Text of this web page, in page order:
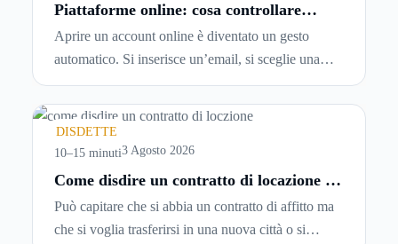
Piattaforme online: cosa controllare
prima di iscriversi e usare servizi in
tempo reale
Aprire un account online è diventato un gesto
automatico. Si inserisce un’email, si sceglie una
password, si accetta una serie di condizioni senza
leggerle davvero. Tutto avviene in pochi minuti,
spesso senza che ci si fermi a capire dove si sta
entrando.
DISDETTE
10–15 minuti3 Agosto 2026
Come disdire un contratto di locazione in
modo corretto ed efficace
Può capitare che si abbia un contratto di affitto ma
che si voglia trasferirsi in una nuova città o si